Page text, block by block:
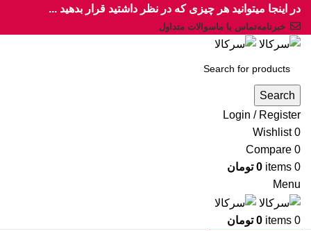
در اینجا میتوانید هر چیزی که در نظر داشتید قرار بدهید ...
خبرنامهتماس با ماسوالات متداول
Search
Login / Register
0
Wishlist
0
Compare
0
items
0 تومان
Menu
0
items
0 تومان